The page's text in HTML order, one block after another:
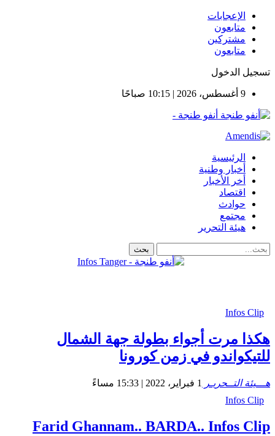
الإعجابات
متابعون
مشتركين
متابعون
تسجيل الدخول
9 أغسطس، 2026 | 10:15 صباحًا
أنفو طنجة -
الرئيسية
أخبار وطنية
أخر الأخبار
اقتصاد
حوادث
مجتمع
هيئة التحرير
Infos Clip
هكذا مرت أجواء بطولة جهة الشمال
للتيكواندو في زمن كورونا
هـــيئة التــحريـر
1 فبراير، 2022 | 15:33 مساءً
Infos Clip
Farid Ghannam.. BARDA.. Infos Clip